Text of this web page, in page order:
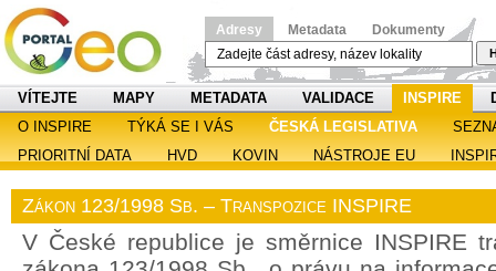
Adresy Metadata Dokumenty
VÍTEJTE MAPY METADATA VALIDACE INSPIRE
O INSPIRE
TÝKÁ SE I VÁS ČESKÁ LEGISLATIVA
PRIORITNÍ DATA
HVD KOVIN NÁSTROJE EU
Zákon 123/1998 Sb. – Transpozice INSPIRE
V České republice je směrnice INSPIRE